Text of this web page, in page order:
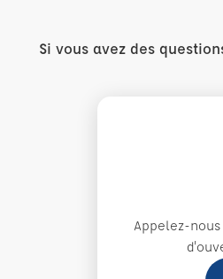
Si vous avez des
Appelez-